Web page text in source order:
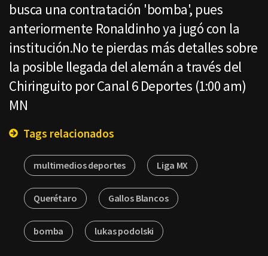
busca una contratación 'bomba', pues
anteriormente Ronaldinho ya jugó con la
institución.No te pierdas más detalles sobre
la posible llegada del alemán a través del
Chiringuito por Canal 6 Deportes (1:00 am)
MN
Tags relacionados
multimedios deportes Liga MX
Querétaro Gallos Blancos
bomba lukas podolski